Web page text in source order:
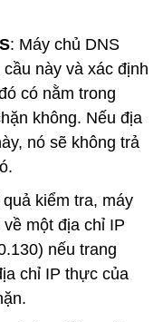
: Máy chủ DNS
này và xác định
có nằm trong
không. Nếu địa
nó sẽ không trả
kiểm tra, máy
một địa chỉ IP
nếu trang
chỉ IP thực của